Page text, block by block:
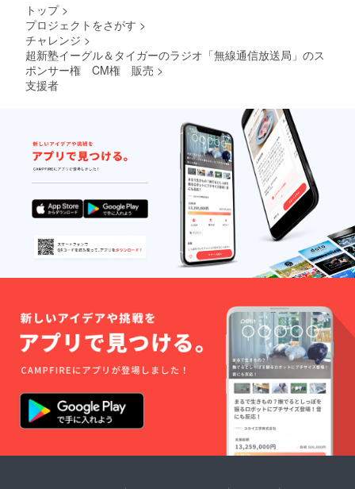
トップ >
プロジェクトをさがす >
チャレンジ >
超新塾イーグル＆タイガーのラジオ「無線通信放送局」のス
ポンサー権 CM権 販売 >
支援者